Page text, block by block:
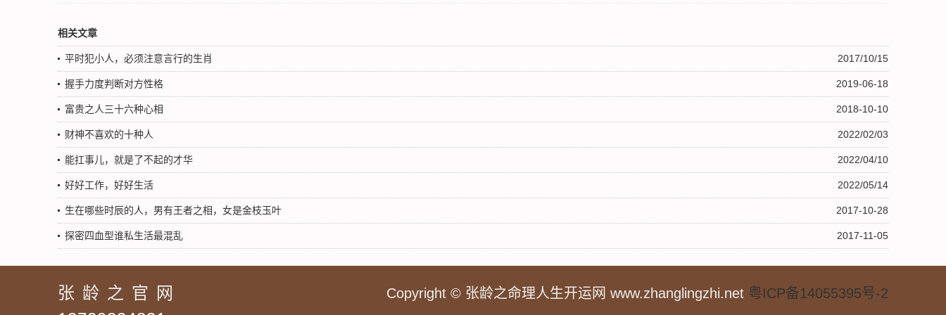
相关文章
2017/10/15
平时犯小人，必须注意言行的生肖
2019-06-18
握手力度判断对方性格
2018-10-10
富贵之人三十六种心相
2022/02/03
财神不喜欢的十种人
2022/04/10
能扛事儿，就是了不起的才华
2022/05/14
好好工作，好好生活
2017-10-28
生在哪些时辰的人，男有王者之相，女是金枝玉叶
2017-11-05
探密四血型谁私生活最混乱
张龄之官网
Copyright © 张龄之命理人生开运网 www.zhanglingzhi.net 粤ICP备14055395号-2